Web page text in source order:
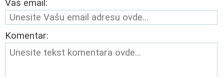
Vaš email:
Komentar: